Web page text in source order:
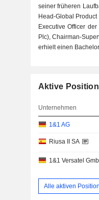
seiner früheren
Head-Global
Executive Officer
Plc), Chairman-
erhielt einen
Aktive
Unternehmen
1&1 AG
Riusa II SA
1&1 Versatel
Alle aktiven